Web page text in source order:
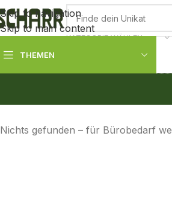
Skip to navigation
Skip to main content
KATEGORIE WÄHLEN
THEMEN
Nichts gefunden – für Bürobedarf